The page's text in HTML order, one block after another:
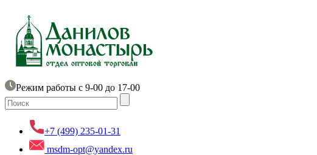
Режим работы с 9-00 до 17-00
+7 (499) 235-01-31
msdm-opt@yandex.ru